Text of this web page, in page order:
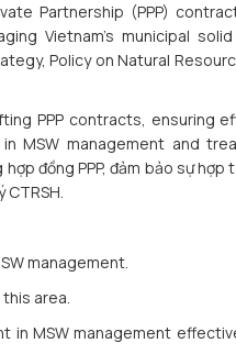
Partnership (PPP)
Vietnam's municipal
Policy on Natural
PPP contracts, ensuring
MSW management and
đồng PPP, đảm bảo sự hợp
CTRSH.
management.
area.
in MSW management